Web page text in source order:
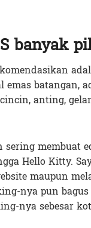
banyak
emas batangan,
anting,
sering membuat
Hello Kitty.
maupun
nya pun
nya sebesar